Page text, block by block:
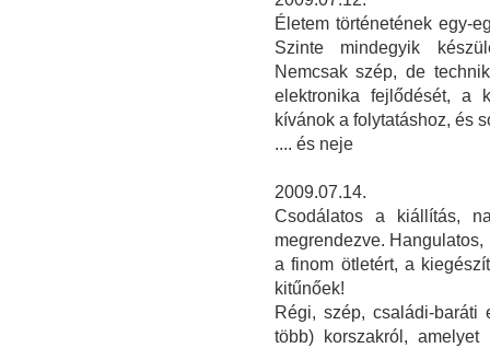
Életem történetének egy-
Szinte mindegyik
Nemcsak szép, de
elektronika fejlődését, a
kívánok a folytatáshoz, és
.... és neje
2009.07.14.
Csodálatos a kiállítás,
megrendezve.
a finom ötletért, a
kitűnőek!
Régi, szép, családi-
több) korszakról,